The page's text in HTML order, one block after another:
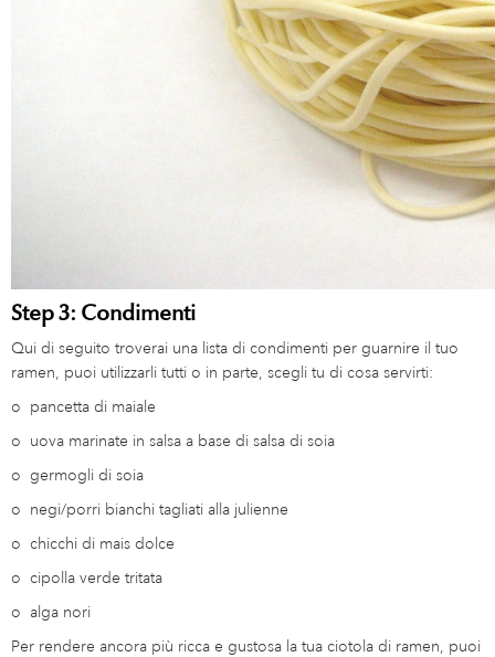
Step 3: Condimenti
Qui di seguito troverai una lista di condimenti per guarnire il tuo
ramen, puoi utilizzarli tutti o in parte, scegli tu di cosa servirti:
o pancetta di maiale
o uova marinate in salsa a base di salsa di soia
o germogli di soia
o negi/porri bianchi tagliati alla julienne
o chicchi di mais dolce
o cipolla verde tritata
o alga nori
Per rendere ancora più ricca e gustosa la tua ciotola di ramen, puoi